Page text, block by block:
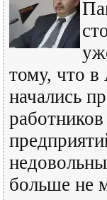
тому, что
начались
больше не